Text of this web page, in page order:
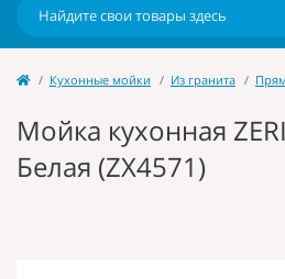
Кухонные мойки Из гранита
Мойка кухонная
Белая (ZX4571)